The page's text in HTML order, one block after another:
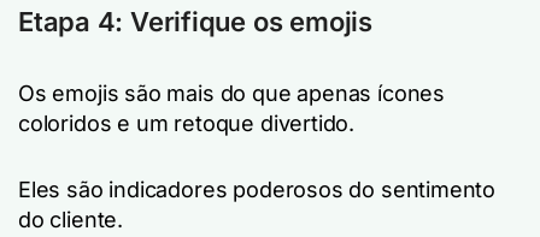
Etapa 4: Verifique os emojis
Os emojis são mais do que apenas ícones
coloridos e um retoque divertido.
Eles são indicadores poderosos do sentimento
do cliente.